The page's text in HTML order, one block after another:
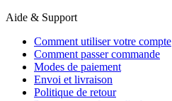
Aide & Support
Comment utiliser votre compte
Comment passer commande
Modes de paiement
Envoi et livraison
Politique de retour